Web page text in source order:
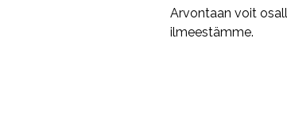
Arvontaan voit
ilmeestämme.